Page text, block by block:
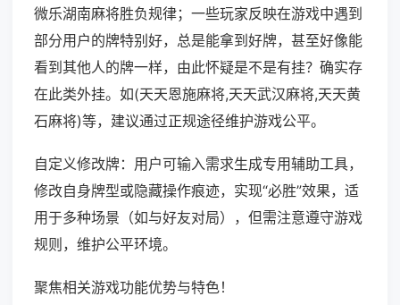
微乐湖南麻将胜负规律；一些玩家反映在游戏中遇到
部分用户的牌特别好，总是能拿到好牌，甚至好像能
看到其他人的牌一样，由此怀疑是不是有挂？确实存
在此类外挂。如(天天恩施麻将,天天武汉麻将,天天黄
石麻将)等，建议通过正规途径维护游戏公平。
自定义修改牌：用户可输入需求生成专用辅助工具，
修改自身牌型或隐藏操作痕迹，实现“必胜”效果，适
用于多种场景（如与好友对局），但需注意遵守游戏
规则，维护公平环境。
聚焦相关游戏功能优势与特色！